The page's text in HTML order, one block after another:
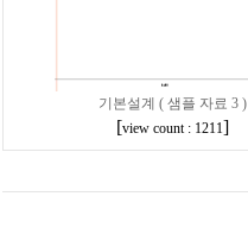
기본설계 ( 샘플 자료 3 )
[view count : 1211]